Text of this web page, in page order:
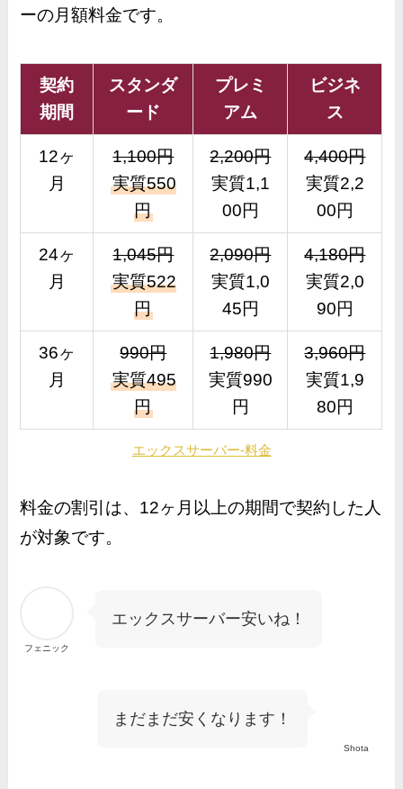
ーの月額料金です。
契約
期間
スタンダ
ード
プレミ
アム
ビジネ
ス
12ヶ
月
1,100円
実質550
円
2,200円
実質1,1
00円
4,400円
実質2,2
00円
24ヶ
月
1,045円
実質522
円
2,090円
実質1,0
45円
4,180円
実質2,0
90円
36ヶ
月
990円
実質495
円
1,980円
実質990
円
3,960円
実質1,9
80円
エックスサーバー-料金
料金の割引は、12ヶ月以上の期間で契約した人
が対象です。
フェニック
エックスサーバー安いね！
Shota
まだまだ安くなります！